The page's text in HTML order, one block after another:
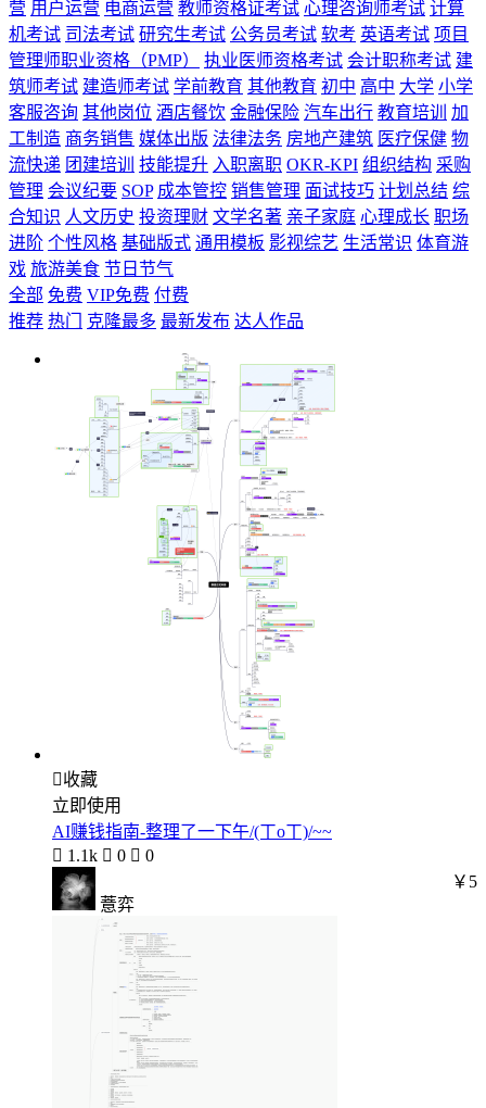
营 用户运营 电商运营 教师资格证考试 心理咨询师考试 计算
机考试 司法考试 研究生考试 公务员考试 软考 英语考试 项目
管理师职业资格（PMP）
执业医师资格考试 会计职称考试 建
筑师考试 建造师考试 学前教育 其他教育 初中 高中 大学 小学
客服咨询 其他岗位 酒店餐饮 金融保险 汽车出行 教育培训
加
工制造 商务销售 媒体出版 法律法务 房地产建筑 医疗保健 物
流快递 团建培训 技能提升 入职离职 OKR-KPI 组织结构 采购
管理 会议纪要 SOP 成本管控 销售管理 面试技巧 计划总结 综
合知识 人文历史 投资理财 文学名著 亲子家庭 心理成长 职场
进阶 个性风格 基础版式 通用模板 影视综艺 生活常识 体育游
戏 旅游美食 节日节气
全部 免费 VIP免费 付费
推荐 热门 克隆最多 最新发布 达人作品
收藏
立即使用
AI赚钱指南-整理了一下午/(ㄒoㄒ)/~~
 1.1k  0  0
薏弈
￥5